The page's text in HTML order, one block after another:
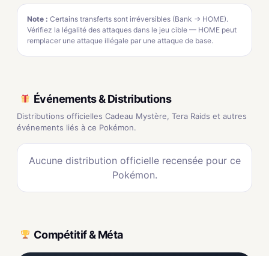
Note : Certains transferts sont irréversibles (Bank → HOME).
Vérifiez la légalité des attaques dans le jeu cible — HOME peut
remplacer une attaque illégale par une attaque de base.
Événements & Distributions
Distributions officielles Cadeau Mystère, Tera Raids et autres
événements liés à ce Pokémon.
Aucune distribution officielle recensée pour ce
Pokémon.
Compétitif & Méta